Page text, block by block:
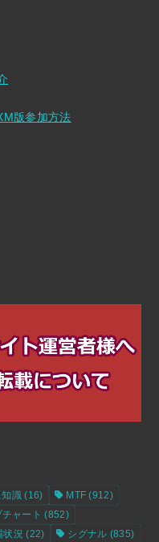
版参加方法
識 (16) MTF (912)
ャート (852)
状況 (22) シグナル (835)